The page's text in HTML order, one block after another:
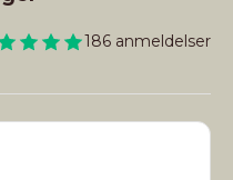
186 anmeldelser